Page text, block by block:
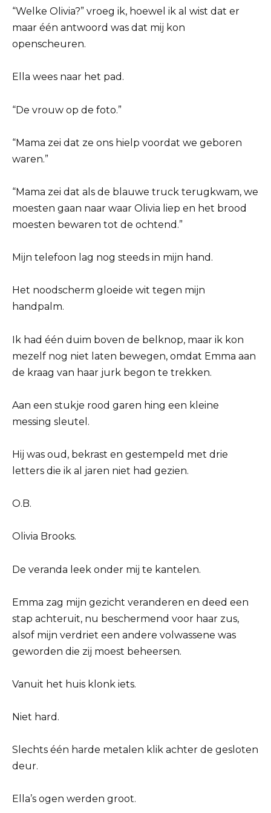
“Welke Olivia?” vroeg ik, hoewel ik al wist dat er
maar één antwoord was dat mij kon
openscheuren.
Ella wees naar het pad.
“De vrouw op de foto.”
“Mama zei dat ze ons hielp voordat we geboren
waren.”
“Mama zei dat als de blauwe truck terugkwam, we
moesten gaan naar waar Olivia liep en het brood
moesten bewaren tot de ochtend.”
Mijn telefoon lag nog steeds in mijn hand.
Het noodscherm gloeide wit tegen mijn
handpalm.
Ik had één duim boven de belknop, maar ik kon
mezelf nog niet laten bewegen, omdat Emma aan
de kraag van haar jurk begon te trekken.
Aan een stukje rood garen hing een kleine
messing sleutel.
Hij was oud, bekrast en gestempeld met drie
letters die ik al jaren niet had gezien.
O.B.
Olivia Brooks.
De veranda leek onder mij te kantelen.
Emma zag mijn gezicht veranderen en deed een
stap achteruit, nu beschermend voor haar zus,
alsof mijn verdriet een andere volwassene was
geworden die zij moest beheersen.
Vanuit het huis klonk iets.
Niet hard.
Slechts één harde metalen klik achter de gesloten
deur.
Ella’s ogen werden groot.